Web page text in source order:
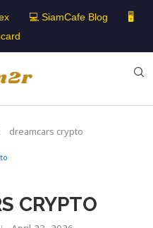
💻 SiamCafe Blog
🖥️
dreamcars crypto
CRYPTO